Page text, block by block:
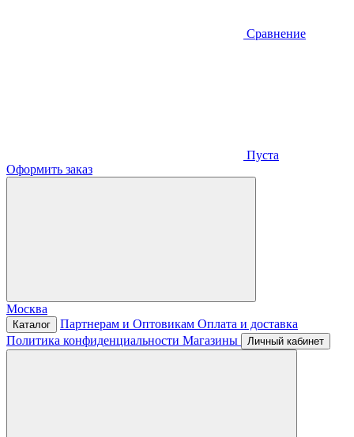
Сравнение
Пуста
Оформить заказ
Москва
Каталог Партнерам и Оптовикам Оплата и доставка
Политика конфиденциальности Магазины Личный кабинет